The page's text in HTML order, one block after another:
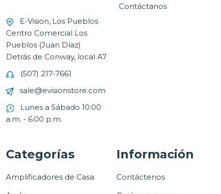
E-Vision, Los Pueblos
Centro Comercial Los
Pueblos (Juan Díaz)
Detrás de Conway, local A7
(507) 217-7661
sale@evisionstore.com
Lunes a Sábado 10:00
a.m. - 6:00 p.m.
Contáctanos
Categorías
Amplificadores de Casa
Información
Contáctenos